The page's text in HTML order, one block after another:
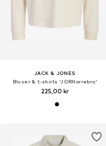
JACK & JONES
Bluser & t-shirts 'JORNorrebro'
225,00 kr